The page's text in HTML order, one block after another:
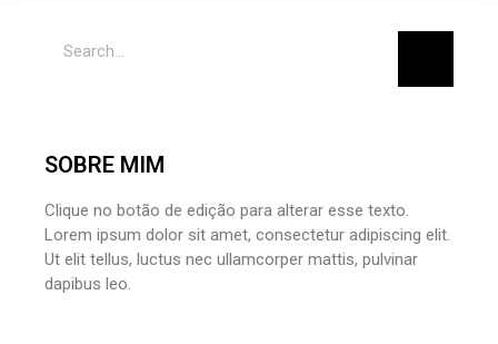
SOBRE MIM
Clique no botão de edição para alterar esse texto.
Lorem ipsum dolor sit amet, consectetur adipiscing elit.
Ut elit tellus, luctus nec ullamcorper mattis, pulvinar
dapibus leo.